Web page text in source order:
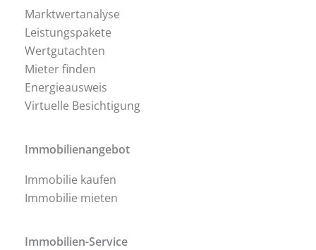
Marktwertanalyse
Leistungspakete
Wertgutachten
Mieter finden
Energieausweis
Virtuelle Besichtigung
Immobilienangebot
Immobilie kaufen
Immobilie mieten
Immobilien-Service